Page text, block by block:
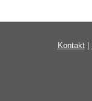
Kontakt|